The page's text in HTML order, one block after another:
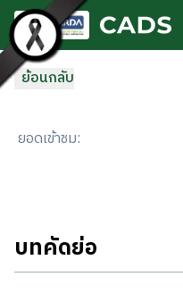
ข้ามไปยังเนื้อหาหลัก
ย้อนกลับ
ยอดเข้าชม:
บทคัดย่อ